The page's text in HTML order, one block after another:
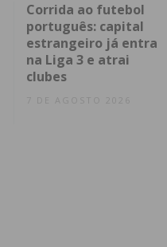
Corrida ao futebol
português: capital
estrangeiro já entra
na Liga 3 e atrai
clubes
7 DE AGOSTO 2026